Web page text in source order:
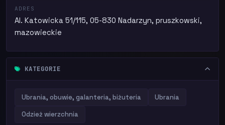
ADRES
Al. Katowicka 51/115, 05-830 Nadarzyn, pruszkowski,
mazowieckie
KATEGORIE
Ubrania, obuwie, galanteria, biżuteria Ubrania
Odzież wierzchnia